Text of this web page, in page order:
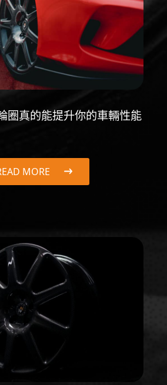
圈真的能提升你的車輛性能
MORE